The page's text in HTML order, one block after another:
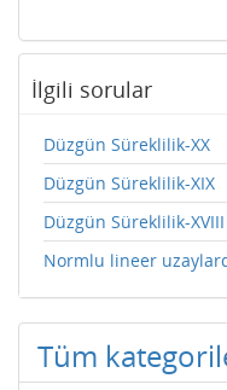
İlgili sorular
Düzgün Süreklilik-XX
Düzgün Süreklilik-XIX
Düzgün Süreklilik-XVIII
Normlu lineer
Tüm